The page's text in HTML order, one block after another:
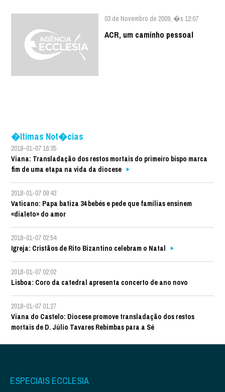
03 de Novembro de 2009, �s 12:07
ACR, um caminho pessoal
�ltimas Not�cias
2018-01-07 16:35
Viana: Transladação dos restos mortais do primeiro bispo marca
fim de uma etapa na vida da diocese
2018-01-07 09:43
Vaticano: Papa batiza 34 bebés e pede que famílias ensinem
«dialeto» do amor
2018-01-07 02:54
Igreja: Cristãos de Rito Bizantino celebram o Natal
2018-01-07 02:02
Lisboa: Coro da catedral apresenta concerto de ano novo
2018-01-07 01:27
Viana do Castelo: Diocese promove transladação dos restos
mortais de D. Júlio Tavares Rebimbas para a Sé
ESPECIAIS ECCLESIA